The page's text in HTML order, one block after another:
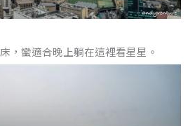
，蠻適合晚上躺在這裡看星星。